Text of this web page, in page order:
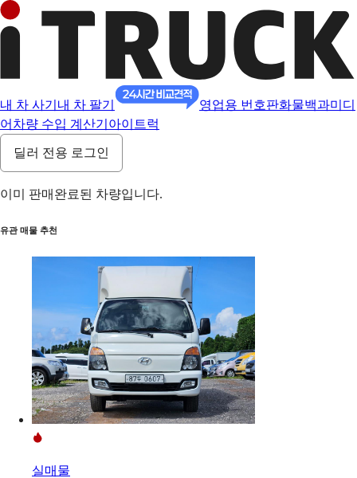
내 차 사기 내 차 팔기 영업용 번호판화물백과미디
어 차량 수입 계산기 아이트럭
딜러 전용 로그인
이미 판매완료된 차량입니다.
유관 매물 추천
실매물